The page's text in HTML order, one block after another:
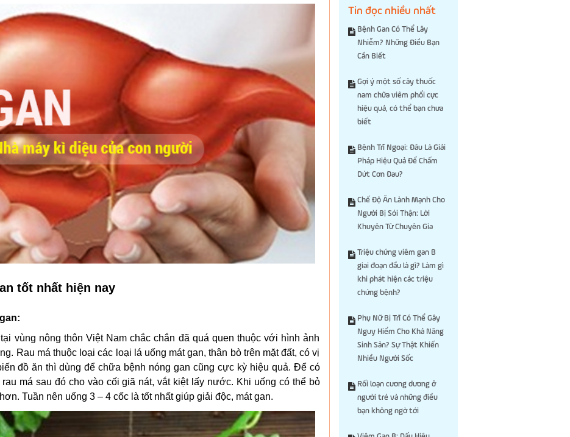
tốt nhất hiện nay
vùng nông thôn Việt Nam chắc chắn đã quá quen thuộc với hình ảnh
Rau má thuộc loại các loại lá uống mát gan, thân bò trên mặt đất, có vị
đồ ăn thì dùng để chữa bệnh nóng gan cũng cực kỳ hiệu quả. Để có
má sau đó cho vào cối giã nát, vắt kiệt lấy nước. Khi uống có thể bỏ
Tuần nên uống 3 – 4 cốc là tốt nhất giúp giải độc, mát gan.
Tin đọc nhiều nhất
Bệnh Gan Có Thể Lây
Nhiễm? Những Điều Bạn
Cần Biết
Gợi ý một số cây thuốc
nam chữa viêm phổi cực
hiệu quả, có thể bạn chưa
biết
Bệnh Trĩ Ngoại: Đâu Là Giải
Pháp Hiệu Quả Để Chấm
Dứt Cơn Đau?
Chế Độ Ăn Lành Mạnh Cho
Người Bị Sỏi Thận: Lời
Khuyên Từ Chuyên Gia
Triệu chứng viêm gan B
giai đoạn đầu là gì? Làm gì
khi phát hiện các triệu
chứng bệnh?
Phụ Nữ Bị Trĩ Có Thể Gây
Nguy Hiểm Cho Khả Năng
Sinh Sản? Sự Thật Khiến
Nhiều Người Sốc
Rối loạn cương dương ở
người trẻ và những điều
bạn không ngờ tới